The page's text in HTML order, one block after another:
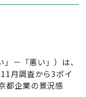
－「悪い」）は、
月調査から3ポイ
都企業の景況感